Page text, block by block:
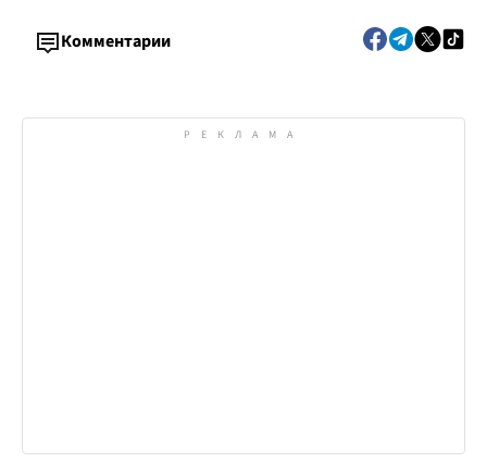
Комментарии